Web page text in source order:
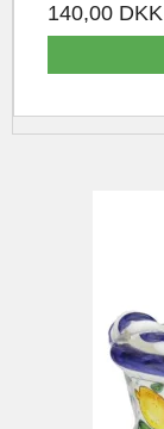
140,00 DKK